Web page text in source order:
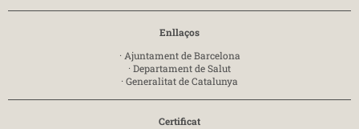
Enllaços
· Ajuntament de Barcelona
· Departament de Salut
· Generalitat de Catalunya
Certificat